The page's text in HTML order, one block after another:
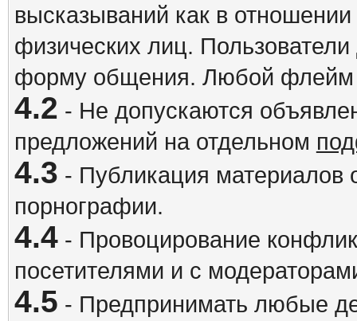
высказываний как в
физических лиц.
форму общения. Любой флейм
4.2 - Не допускаются
предложений на отдельном
4.3 - Публикация материалов
порнографии.
4.4- Провоцирование
посетителями и с
4.5 - Предпринимать любые